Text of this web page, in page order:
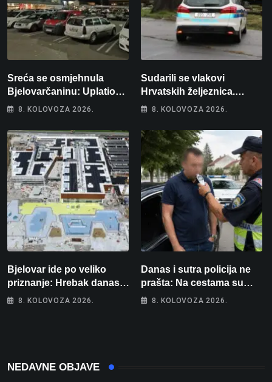
Sreća se osmjehnula
Bjelovarčaninu: Uplatio
samo 4 eura, a osvojio
8. KOLOVOZA 2026.
Sudarili se vlakovi
Hrvatskih željeznica.
Šestero osoba teško
intenzivnoj
8. KOLOVOZA 2026.
Bjelovar ide po veliko
priznanje: Hrebak danas u
Parizu predstavlja
8. KOLOVOZA 2026.
Danas i sutra policija ne
prašta: Na cestama su
posebno na meti ovi
8. KOLOVOZA 2026.
NEDAVNE OBJAVE